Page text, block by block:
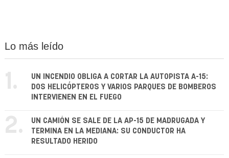
Lo más leído
1.
UN INCENDIO OBLIGA A CORTAR LA AUTOPISTA A-15:
DOS HELICÓPTEROS Y VARIOS PARQUES DE BOMBEROS
INTERVIENEN EN EL FUEGO
2.
UN CAMIÓN SE SALE DE LA AP-15 DE MADRUGADA Y
TERMINA EN LA MEDIANA: SU CONDUCTOR HA
RESULTADO HERIDO